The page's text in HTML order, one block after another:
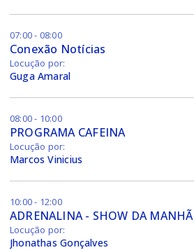
07:00 - 08:00
Conexão Notícias
Locução por:
Guga Amaral
08:00 - 10:00
PROGRAMA CAFEINA
Locução por:
Marcos Vinicius
10:00 - 12:00
ADRENALINA - SHOW DA MANHÃ
Locução por:
Jhonathas Gonçalves